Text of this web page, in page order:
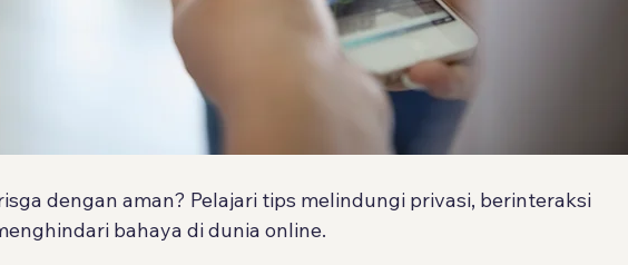
dengan aman? Pelajari tips melindungi privasi, berinteraksi
bahaya di dunia online.